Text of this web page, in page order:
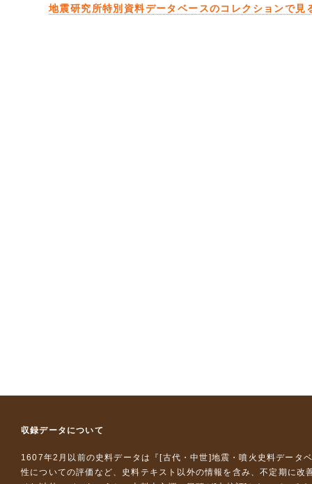
地震研究所特別資料データベースのコレクションで見
収録データについて
1607年2月以前の史料データは『 [古代・中世]地震・噴火史料データ
性についての評価など、史料テキスト以外の情報を含み、不定期に改